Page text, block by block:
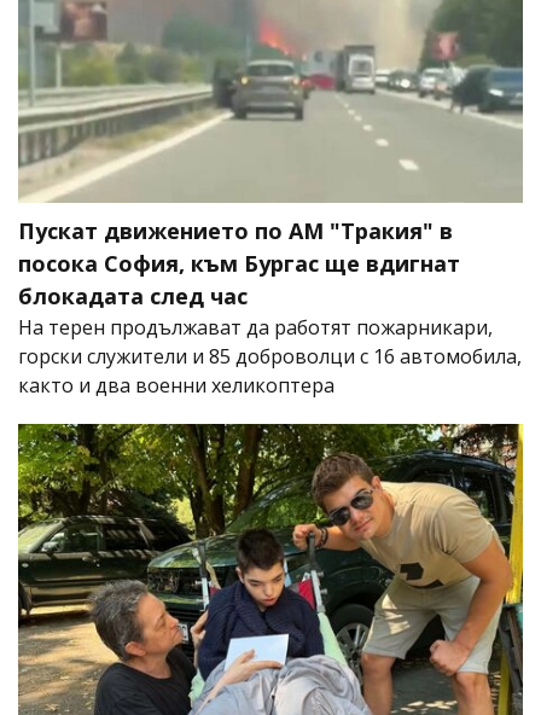
Пускат движението по АМ "Тракия" в
посока София, към Бургас ще вдигнат
блокадата след час
На терен продължават да работят пожарникари,
горски служители и 85 доброволци с 16 автомобила,
както и два военни хеликоптера